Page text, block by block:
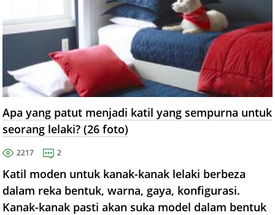
Apa yang patut menjadi katil yang sempurna untuk
seorang lelaki? (26 foto)
2217 2
Katil moden untuk kanak-kanak lelaki berbeza
dalam reka bentuk, warna, gaya, konfigurasi.
Kanak-kanak pasti akan suka model dalam bentuk